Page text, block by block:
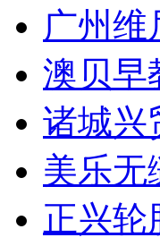
广州维
澳贝早
诸城兴
美乐无
正兴轮